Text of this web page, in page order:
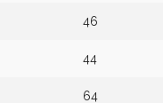
46
44
64